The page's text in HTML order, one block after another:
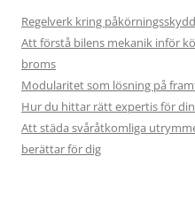
Regelverk kring
Att förstå bilens mekanik inför
broms
Modularitet som lösning på
Hur du hittar rätt expertis för
Att städa svåråtkomliga
berättar för dig